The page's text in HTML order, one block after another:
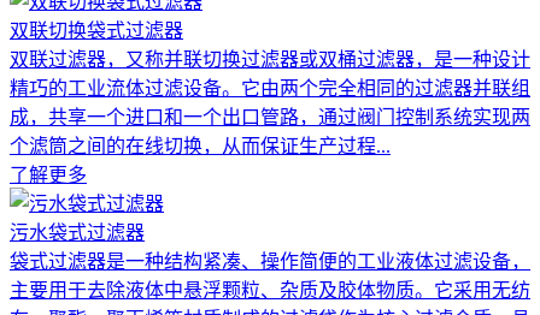
双联切换袋式过滤器
双联过滤器，又称并联切换过滤器或双桶过滤器，是一种设计
精巧的工业流体过滤设备。它由两个完全相同的过滤器并联组
成，共享一个进口和一个出口管路，通过阀门控制系统实现两
个滤筒之间的在线切换，从而保证生产过程...
了解更多
污水袋式过滤器
袋式过滤器是一种结构紧凑、操作简便的工业液体过滤设备，
主要用于去除液体中悬浮颗粒、杂质及胶体物质。它采用无纺